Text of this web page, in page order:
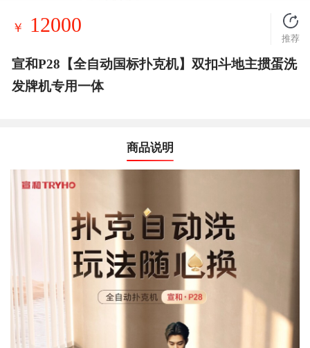
￥ 12000
推荐
宣和P28【全自动国标扑克机】双扣斗地主掼蛋洗
发牌机专用一体
商品说明